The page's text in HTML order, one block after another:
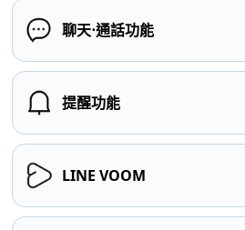
聊天⋅通話功能
提醒功能
LINE VOOM